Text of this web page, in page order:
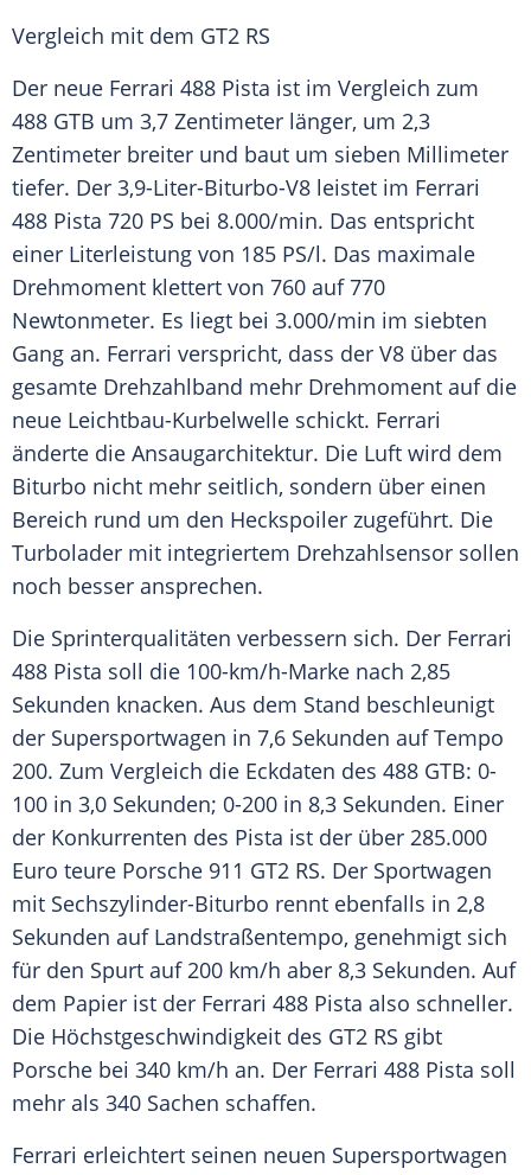
Vergleich mit dem GT2 RS
Der neue Ferrari 488 Pista ist im Vergleich zum
488 GTB um 3,7 Zentimeter länger, um 2,3
Zentimeter breiter und baut um sieben Millimeter
tiefer. Der 3,9-Liter-Biturbo-V8 leistet im Ferrari
488 Pista 720 PS bei 8.000/min. Das entspricht
einer Literleistung von 185 PS/l. Das maximale
Drehmoment klettert von 760 auf 770
Newtonmeter. Es liegt bei 3.000/min im siebten
Gang an. Ferrari verspricht, dass der V8 über das
gesamte Drehzahlband mehr Drehmoment auf die
neue Leichtbau-Kurbelwelle schickt. Ferrari
änderte die Ansaugarchitektur. Die Luft wird dem
Biturbo nicht mehr seitlich, sondern über einen
Bereich rund um den Heckspoiler zugeführt. Die
Turbolader mit integriertem Drehzahlsensor sollen
noch besser ansprechen.
Die Sprinterqualitäten verbessern sich. Der Ferrari
488 Pista soll die 100-km/h-Marke nach 2,85
Sekunden knacken. Aus dem Stand beschleunigt
der Supersportwagen in 7,6 Sekunden auf Tempo
200. Zum Vergleich die Eckdaten des 488 GTB: 0-
100 in 3,0 Sekunden; 0-200 in 8,3 Sekunden. Einer
der Konkurrenten des Pista ist der über 285.000
Euro teure Porsche 911 GT2 RS. Der Sportwagen
mit Sechszylinder-Biturbo rennt ebenfalls in 2,8
Sekunden auf Landstraßentempo, genehmigt sich
für den Spurt auf 200 km/h aber 8,3 Sekunden. Auf
dem Papier ist der Ferrari 488 Pista also schneller.
Die Höchstgeschwindigkeit des GT2 RS gibt
Porsche bei 340 km/h an. Der Ferrari 488 Pista soll
mehr als 340 Sachen schaffen.
Ferrari erleichtert seinen neuen Supersportwagen